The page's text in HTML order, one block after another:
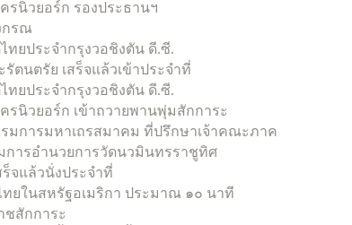
นิวยอร์ก รองประธานฯ
กรณ
ยประจำกรุงวอชิงตัน ดี.ซี.
ตนตรัย เสร็จแล้วเข้าประจำที่
ยประจำกรุงวอชิงตัน ดี.ซี.
นิวยอร์ก เข้าถวายพานพุ่มสักการะ
การมหาเถรสมาคม ที่ปรึกษาเจ้าคณะภาค
การอำนวยการวัดนวมินทรราชูทิศ
จแล้วนั่งประจำที่
ยในสหรัฐอเมริกา ประมาณ ๑๐ นาที
ชสักการะ